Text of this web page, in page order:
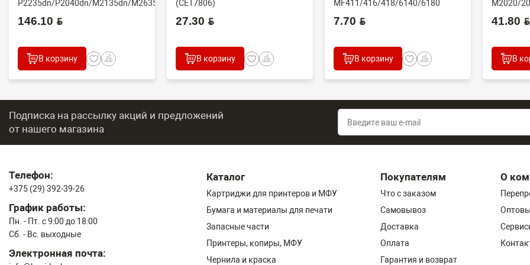
P2235dn/P2040dn/M2135dn/M2635dn/M2735dw/M2040dn
(O...
146.10 BYN
В корзину
(CET7806)
2100DN/4100DN/4200DN/60...
27.30 BYN
В корзину
MF411/416/418/6140/6180
(CET), DGP0606, FC7-618...
7.70 BYN
В корзину
M2020/
(совм) J...
41.80 BYN
В
Подписка на рассылку акций и предложений
от нашего магазина
Телефон:
+375 (29) 392-39-26
График работы:
Пн. - Пт. с 9:00 до 18:00
Сб. - Вс. выходные
Электронная почта:
Каталог
Картриджи для принтеров и МФУ
Бумага и материалы для печати
Запасные части
Принтеры, копиры, МФУ
Чернила и краска
Покупателям
Что с заказом
Самовывоз
Доставка
Оплата
Гарантия и возврат
О